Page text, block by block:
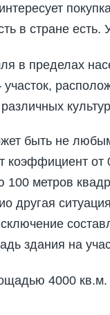
в стране есть.
в пределах
участок,
быть не
коэффициент
100 метров
другая
здания на
4000